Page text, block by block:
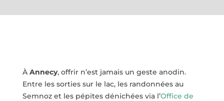
À Annecy, offrir n’est jamais un geste anodin.
Entre les sorties sur le lac, les randonnées au
Semnoz et les pépites dénichées via l’Office de